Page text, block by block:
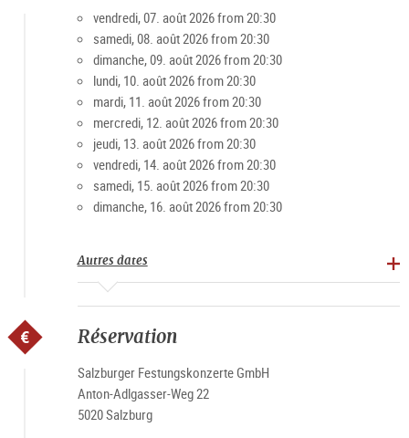
Mozart de Salzbourg jouent pour vous dans les plus belles
salles de la forteresse les œuvres les plus populaires de
Mozart à Strauss, sur les toits de Salzbourg, avec une vue
imprenable et incomparable sur la ville de Mozart et ses
environs. Une expérience concert d'exception.
Offres Best-Seller
Pour intensifier l'expérience, il est également possible, de
avril à octobre, de combiner l'offre VIP avec une croisière
sur la Salzach. Le bateau de la Salzach "Amadeus" ou
10% de réduction avec la
(code de réduction :
Card2026) lors de la réservation en ligne sur le
vendredi, 07. août 2026 from 20:30
samedi, 08. août 2026 from 20:30
dimanche, 09. août 2026 from 20:30
lundi, 10. août 2026 from 20:30
mardi, 11. août 2026 from 20:30
mercredi, 12. août 2026 from 20:30
jeudi, 13. août 2026 from 20:30
vendredi, 14. août 2026 from 20:30
samedi, 15. août 2026 from 20:30
dimanche, 16. août 2026 from 20:30
Autres dates
Réservation
Salzburger Festungskonzerte GmbH
Anton-Adlgasser-Weg 22
5020 Salzburg